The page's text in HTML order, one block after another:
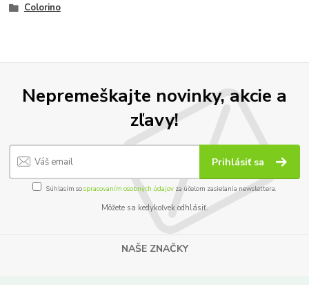
Colorino
Nepremeškajte novinky, akcie a
zľavy!
Prihlásiť sa
Súhlasím sospracovaním osobných údajov za účelom zasielania newslettera.
Môžete sa kedykoľvek odhlásiť.
NAŠE ZNAČKY